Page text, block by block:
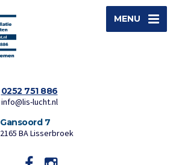
MENU
0252 751 886
info@lis-lucht.nl
Gansoord 7
2165 BA Lisserbroek